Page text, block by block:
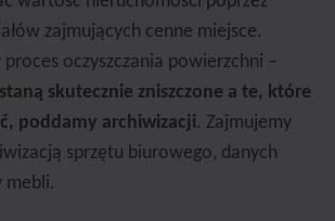
zajmujących cenne miejsce.
oczyszczania powierzchni –
skutecznie zniszczone a te, które
poddamy archiwizacji. Zajmujemy
sprzętu biurowego, danych
mebli.